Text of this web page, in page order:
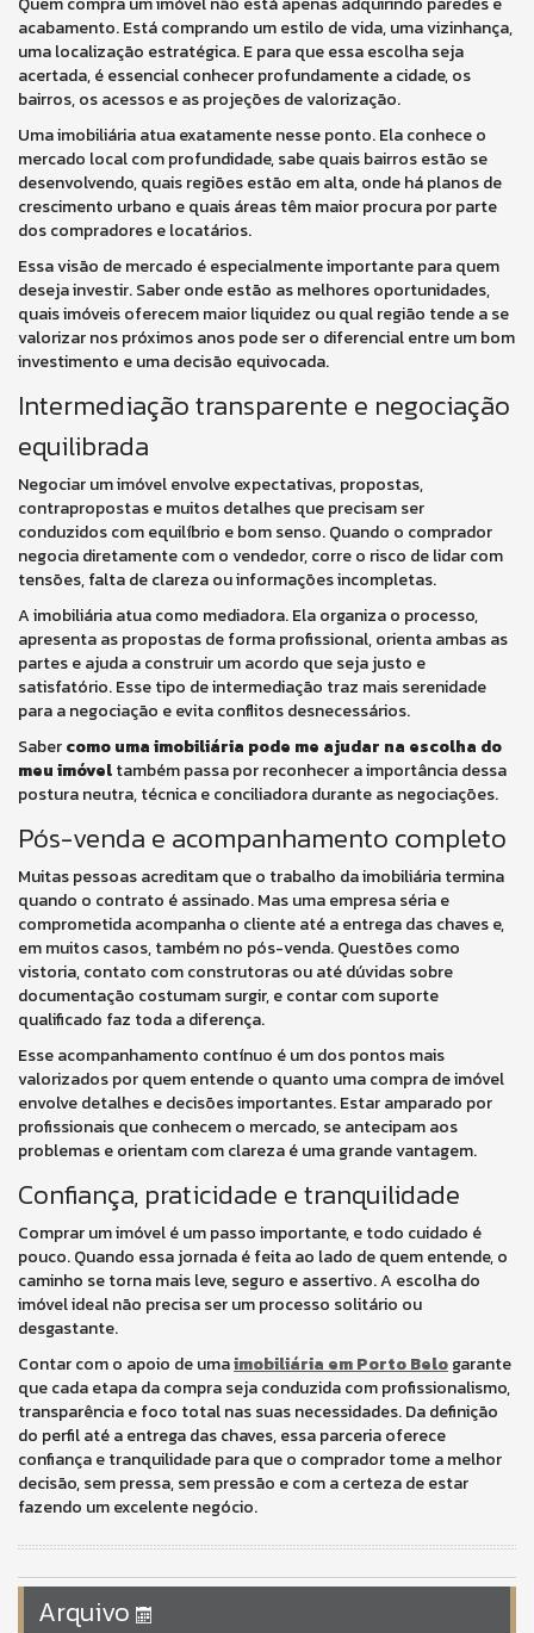
acabamento. Está comprando um estilo de vida, uma vizinhança,
uma localização estratégica. E para que essa escolha seja
acertada, é essencial conhecer profundamente a cidade, os
bairros, os acessos e as projeções de valorização.
Uma imobiliária atua exatamente nesse ponto. Ela conhece o
mercado local com profundidade, sabe quais bairros estão se
desenvolvendo, quais regiões estão em alta, onde há planos de
crescimento urbano e quais áreas têm maior procura por parte
dos compradores e locatários.
Essa visão de mercado é especialmente importante para quem
deseja investir. Saber onde estão as melhores oportunidades,
quais imóveis oferecem maior liquidez ou qual região tende a se
valorizar nos próximos anos pode ser o diferencial entre um bom
investimento e uma decisão equivocada.
Intermediação transparente e negociação
equilibrada
Negociar um imóvel envolve expectativas, propostas,
contrapropostas e muitos detalhes que precisam ser
conduzidos com equilíbrio e bom senso. Quando o comprador
negocia diretamente com o vendedor, corre o risco de lidar com
tensões, falta de clareza ou informações incompletas.
A imobiliária atua como mediadora. Ela organiza o processo,
apresenta as propostas de forma profissional, orienta ambas as
partes e ajuda a construir um acordo que seja justo e
satisfatório. Esse tipo de intermediação traz mais serenidade
para a negociação e evita conflitos desnecessários.
Sabercomo uma imobiliária pode me ajudar na escolha do
meu imóveltambém passa por reconhecer a importância dessa
postura neutra, técnica e conciliadora durante as negociações.
Pós-venda e acompanhamento completo
Muitas pessoas acreditam que o trabalho da imobiliária termina
quando o contrato é assinado. Mas uma empresa séria e
comprometida acompanha o cliente até a entrega das chaves e,
em muitos casos, também no pós-venda. Questões como
vistoria, contato com construtoras ou até dúvidas sobre
documentação costumam surgir, e contar com suporte
qualificado faz toda a diferença.
Esse acompanhamento contínuo é um dos pontos mais
valorizados por quem entende o quanto uma compra de imóvel
envolve detalhes e decisões importantes. Estar amparado por
profissionais que conhecem o mercado, se antecipam aos
problemas e orientam com clareza é uma grande vantagem.
Confiança, praticidade e tranquilidade
Comprar um imóvel é um passo importante, e todo cuidado é
pouco. Quando essa jornada é feita ao lado de quem entende, o
caminho se torna mais leve, seguro e assertivo. A escolha do
imóvel ideal não precisa ser um processo solitário ou
desgastante.
Contar com o apoio de umaimobiliária em Porto Belogarante
que cada etapa da compra seja conduzida com profissionalismo,
transparência e foco total nas suas necessidades. Da definição
do perfil até a entrega das chaves, essa parceria oferece
confiança e tranquilidade para que o comprador tome a melhor
decisão, sem pressa, sem pressão e com a certeza de estar
fazendo um excelente negócio.
Arquivo